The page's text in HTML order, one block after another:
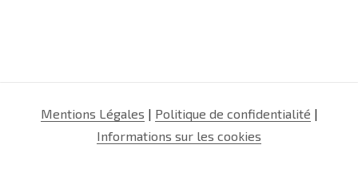
Mentions Légales | Politique de confidentialité |
Informations sur les cookies